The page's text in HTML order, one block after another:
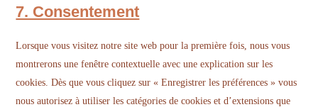
7. Consentement
Lorsque vous visitez notre site web pour la première fois, nous vous
montrerons une fenêtre contextuelle avec une explication sur les
cookies. Dès que vous cliquez sur « Enregistrer les préférences » vous
nous autorisez à utiliser les catégories de cookies et d’extensions que